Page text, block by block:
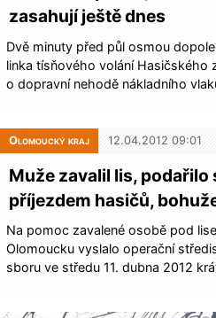
zasahují ještě dnes
Dvě minuty před půl osmou
linka tísňového volání Hasičského
o dopravní nehodě nákladního
Olomoucký kraj 12.04.2012 09:01
Muže zavalil lis,
příjezdem hasičů,
Na pomoc zavalené osobě pod
Olomoucku vyslalo operační
sboru ve středu 11. dubna 2012